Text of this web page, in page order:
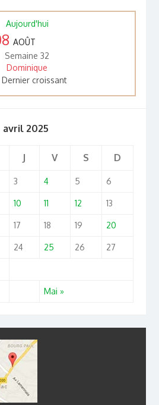
Aujourd'hui
AOÛT
Semaine 32
Dominique
Dernier croissant
avril 2025
J V S D
Mai »
3 4 5 6
10 11 12 13
17 18 19 20
24 25 26 27